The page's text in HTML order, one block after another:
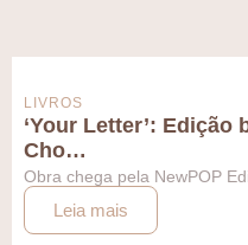
LIVROS
‘Your Letter’:
Cho…
Obra chega pela NewPOP
Leia mais